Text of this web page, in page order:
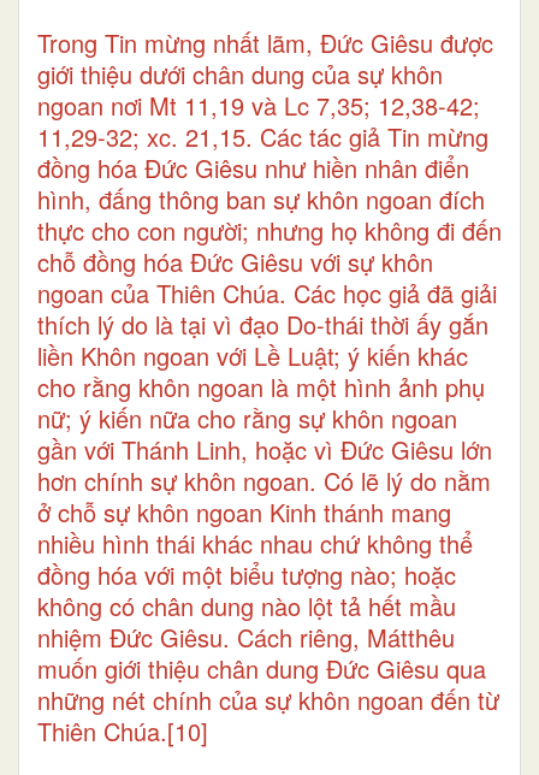
Trong Tin mừng nhất lãm, Đức Giêsu được
giới thiệu dưới chân dung của sự khôn
ngoan nơi Mt 11,19 và Lc 7,35; 12,38-42;
11,29-32; xc. 21,15. Các tác giả Tin mừng
đồng hóa Đức Giêsu như hiền nhân điển
hình, đấng thông ban sự khôn ngoan đích
thực cho con người; nhưng họ không đi đến
chỗ đồng hóa Đức Giêsu với sự khôn
ngoan của Thiên Chúa. Các học giả đã giải
thích lý do là tại vì đạo Do-thái thời ấy gắn
liền Khôn ngoan với Lề Luật; ý kiến khác
cho rằng khôn ngoan là một hình ảnh phụ
nữ; ý kiến nữa cho rằng sự khôn ngoan
gần với Thánh Linh, hoặc vì Đức Giêsu lớn
hơn chính sự khôn ngoan. Có lẽ lý do nằm
ở chỗ sự khôn ngoan Kinh thánh mang
nhiều hình thái khác nhau chứ không thể
đồng hóa với một biểu tượng nào; hoặc
không có chân dung nào lột tả hết mầu
nhiệm Đức Giêsu. Cách riêng, Mátthêu
muốn giới thiệu chân dung Đức Giêsu qua
những nét chính của sự khôn ngoan đến từ
Thiên Chúa.[10]